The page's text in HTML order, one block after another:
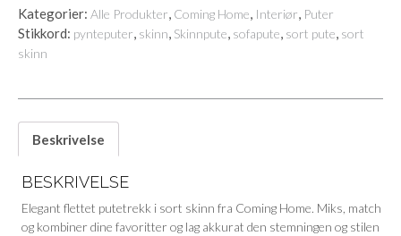
Kategorier: Alle Produkter, Coming Home, Interiør, Puter
Stikkord: pynteputer, skinn, Skinnpute, sofapute, sort pute, sort
skinn
Beskrivelse
BESKRIVELSE
Elegant flettet putetrekk i sort skinn fra Coming Home. Miks, match
og kombiner dine favoritter og lag akkurat den stemningen og stilen